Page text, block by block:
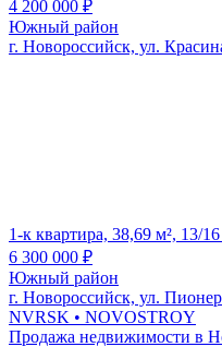
4 200 000 ₽
Южный район
г. Новороссийск, ул.
1-к квартира, 38,69 м², 13/
6 300 000 ₽
Южный район
г. Новороссийск, ул.
NVRSK • NOVOSTROY
Продажа недвижимости в